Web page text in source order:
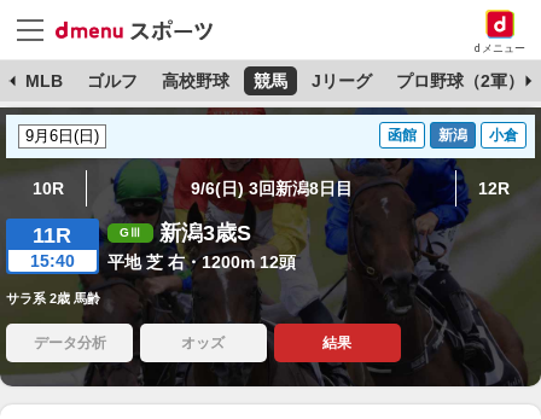
dメニュー
MLB ゴルフ 高校野球 競馬 Jリーグ プロ野球（2軍）
函館 新潟 小倉
10R 9/6(日) 3回新潟8日目 12R
11R
15:40
新潟3歳S
平地 芝 右・1200m 12頭
サラ系 2歳 馬齢
データ分析 オッズ 結果